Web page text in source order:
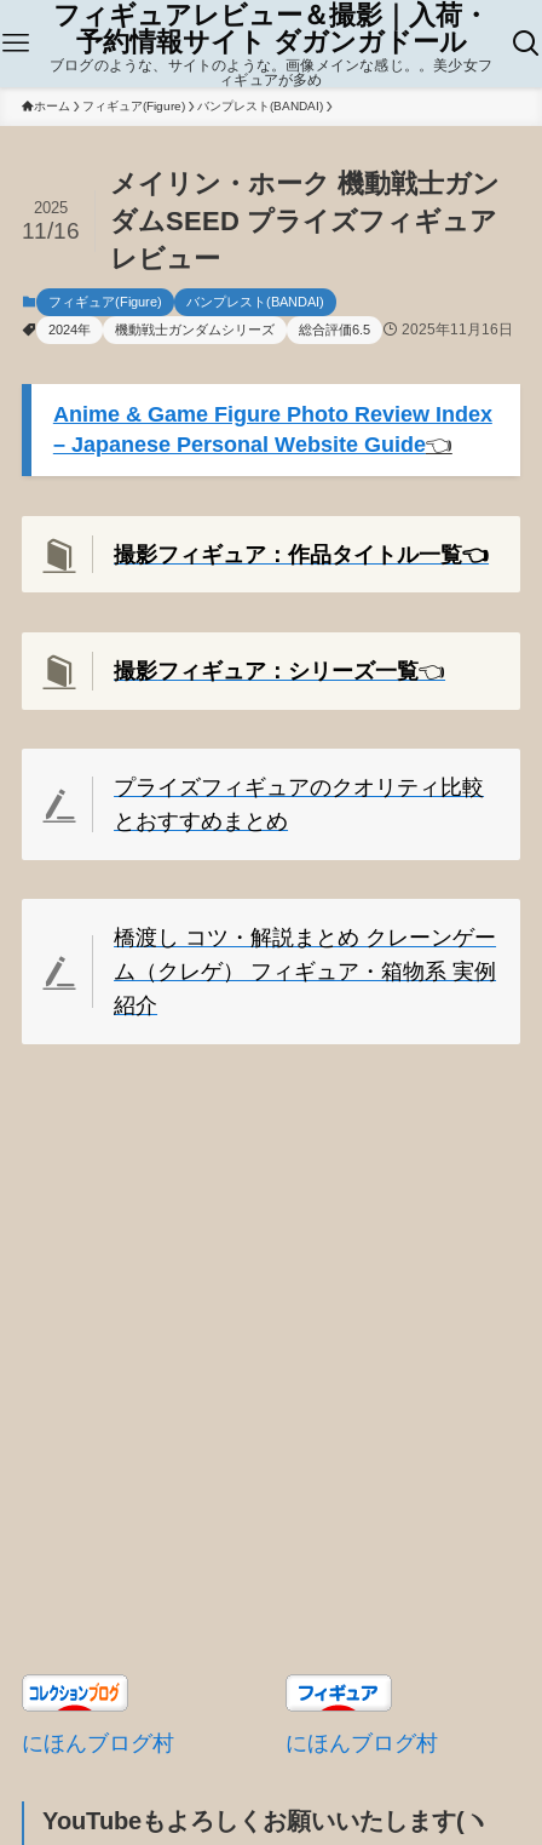
フィギュアレビュー＆撮影｜入荷・
予約情報サイト ダガンガドール
ブログのような、サイトのような。画像メインな感じ。。美少女フ
ィギュアが多め
ホーム フィギュア(Figure) バンプレスト(BANDAI)
メイリン・ホーク 機動戦士ガン
ダムSEED プライズフィギュア
レビュー
2025
11/16
フィギュア(Figure)
バンプレスト(BANDAI)
2024年
機動戦士ガンダムシリーズ 総合評価6.5 2025年11月16日
Anime & Game Figure Photo Review Index
– Japanese Personal Website Guide👈️
撮影フィギュア：作品タイトル一覧👈️
撮影フィギュア：シリーズ一覧👈️
プライズフィギュアのクオリティ比較
とおすすめまとめ
橋渡し コツ・解説まとめ クレーンゲー
ム（クレゲ） フィギュア・箱物系 実例
紹介
にほんブログ村 にほんブログ村
YouTubeもよろしくお願いいたします(ヽ